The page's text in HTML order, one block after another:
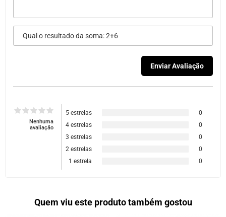
Nenhuma
avaliação
5 estrelas
0
4 estrelas
0
3 estrelas
0
2 estrelas
0
1 estrela
0
Quem viu este produto também gostou